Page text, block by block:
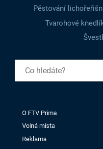
Pěstování
Tvarohové
O FTV Prima
Volná místa
Reklama